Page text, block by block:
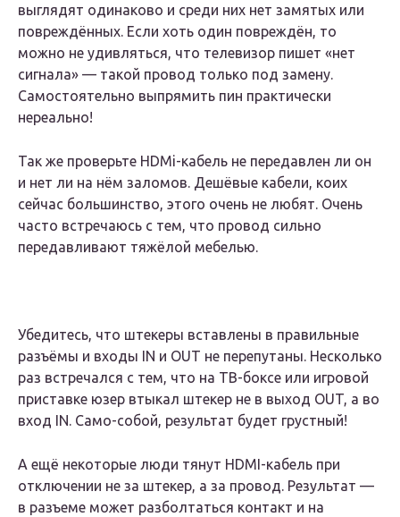
выглядят одинаково и среди них нет замятых или
повреждённых. Если хоть один повреждён, то
можно не удивляться, что телевизор пишет «нет
сигнала» — такой провод только под замену.
Самостоятельно выпрямить пин практически
нереально!
Так же проверьте HDMi-кабель не передавлен ли он
и нет ли на нём заломов. Дешёвые кабели, коих
сейчас большинство, этого очень не любят. Очень
часто встречаюсь с тем, что провод сильно
передавливают тяжёлой мебелью.
Убедитесь, что штекеры вставлены в правильные
разъёмы и входы IN и OUT не перепутаны. Несколько
раз встречался с тем, что на ТВ-боксе или игровой
приставке юзер втыкал штекер не в выход OUT, а во
вход IN. Само-собой, результат будет грустный!
А ещё некоторые люди тянут HDMI-кабель при
отключении не за штекер, а за провод. Результат —
в разъеме может разболтаться контакт и на